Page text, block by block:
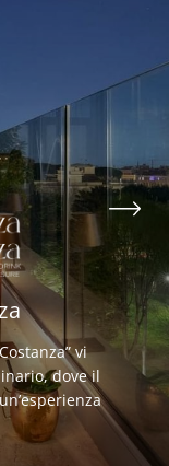
vi
dove il